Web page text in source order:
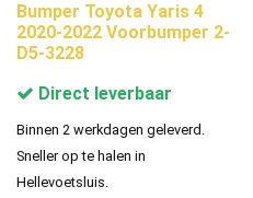
Bumper Toyota Yaris 4
2020-2022 Voorbumper 2-
D5-3228
Direct leverbaar
Binnen 2 werkdagen geleverd.
Sneller op te halen in
Hellevoetsluis.